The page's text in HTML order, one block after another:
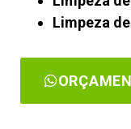
Limpeza